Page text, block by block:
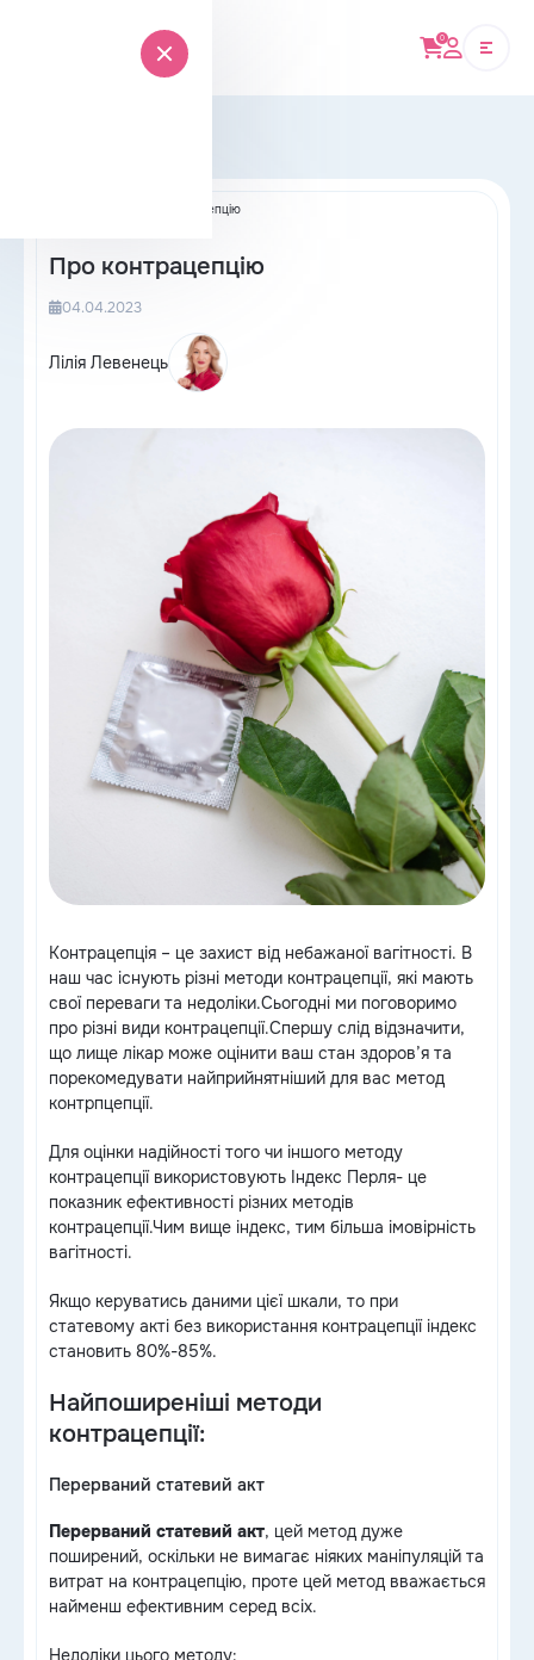
Онлайн-магазин 0
Про контрацепцію
Про контрацепцію
04.04.2023
Лілія Левенець
Контрацепція – це захист від небажаної вагітності. В
наш час існують різні методи контрацепції, які мають
свої переваги та недоліки.Сьогодні ми поговоримо
про різні види контрацепції.Спершу слід відзначити,
що лище лікар може оцінити ваш стан здоров’я та
порекомедувати найприйнятніший для вас метод
контрпцепції.
Для оцінки надійності того чи іншого методу
контрацепції використовують Індекс Перля- це
показник ефективності різних методів
контрацепції.Чим вище індекс, тим більша імовірність
вагітності.
Якщо керуватись даними цієї шкали, то при
статевому акті без використання контрацепції індекс
становить 80%-85%.
Найпоширеніші методи
контрацепції:
Перерваний статевий акт
Перерваний статевий акт, цей метод дуже
поширений, оскільки не вимагає ніяких маніпуляцій та
витрат на контрацепцію, проте цей метод вважається
найменш ефективним серед всіх.
Недоліки цього методу: